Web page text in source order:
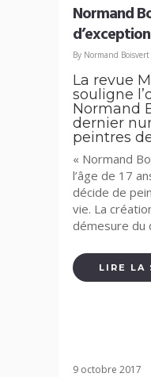
Normand
By Normand Boisvert
La revue
souligne
Normand
dernier
peintres
« Normand
l’âge de 17
décide de
vie. La
démesure du
LIRE LA
9 octobre 2017